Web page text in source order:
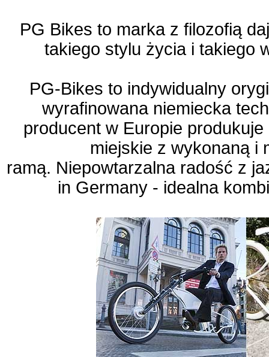
PG Bikes to marka z filozofią
takiego stylu życia i takiego
PG-Bikes to indywidualny
wyrafinowana niemiecka
producent w Europie
miejskie z wykonaną i
ramą. Niepowtarzalna radość z
in Germany - idealna